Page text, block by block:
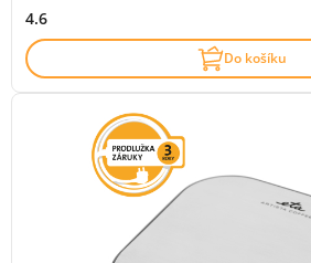
4.6
Do košíku